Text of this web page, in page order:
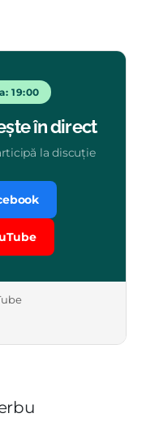
19:00
în direct
la discuție